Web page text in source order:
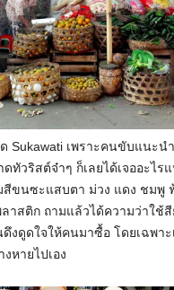
Sukawati เพราะคนขับแนะน
ทัวริสต์จ๋าๆ ก็เลยได้เจออะไร
สีขนซะแสบตา ม่วง แดง ชมพู
าสติก ถามแล้วได้ความว่าใช้
งดูดใจให้คนมาซื้อ โดยเฉพาะ
หายไปเอง